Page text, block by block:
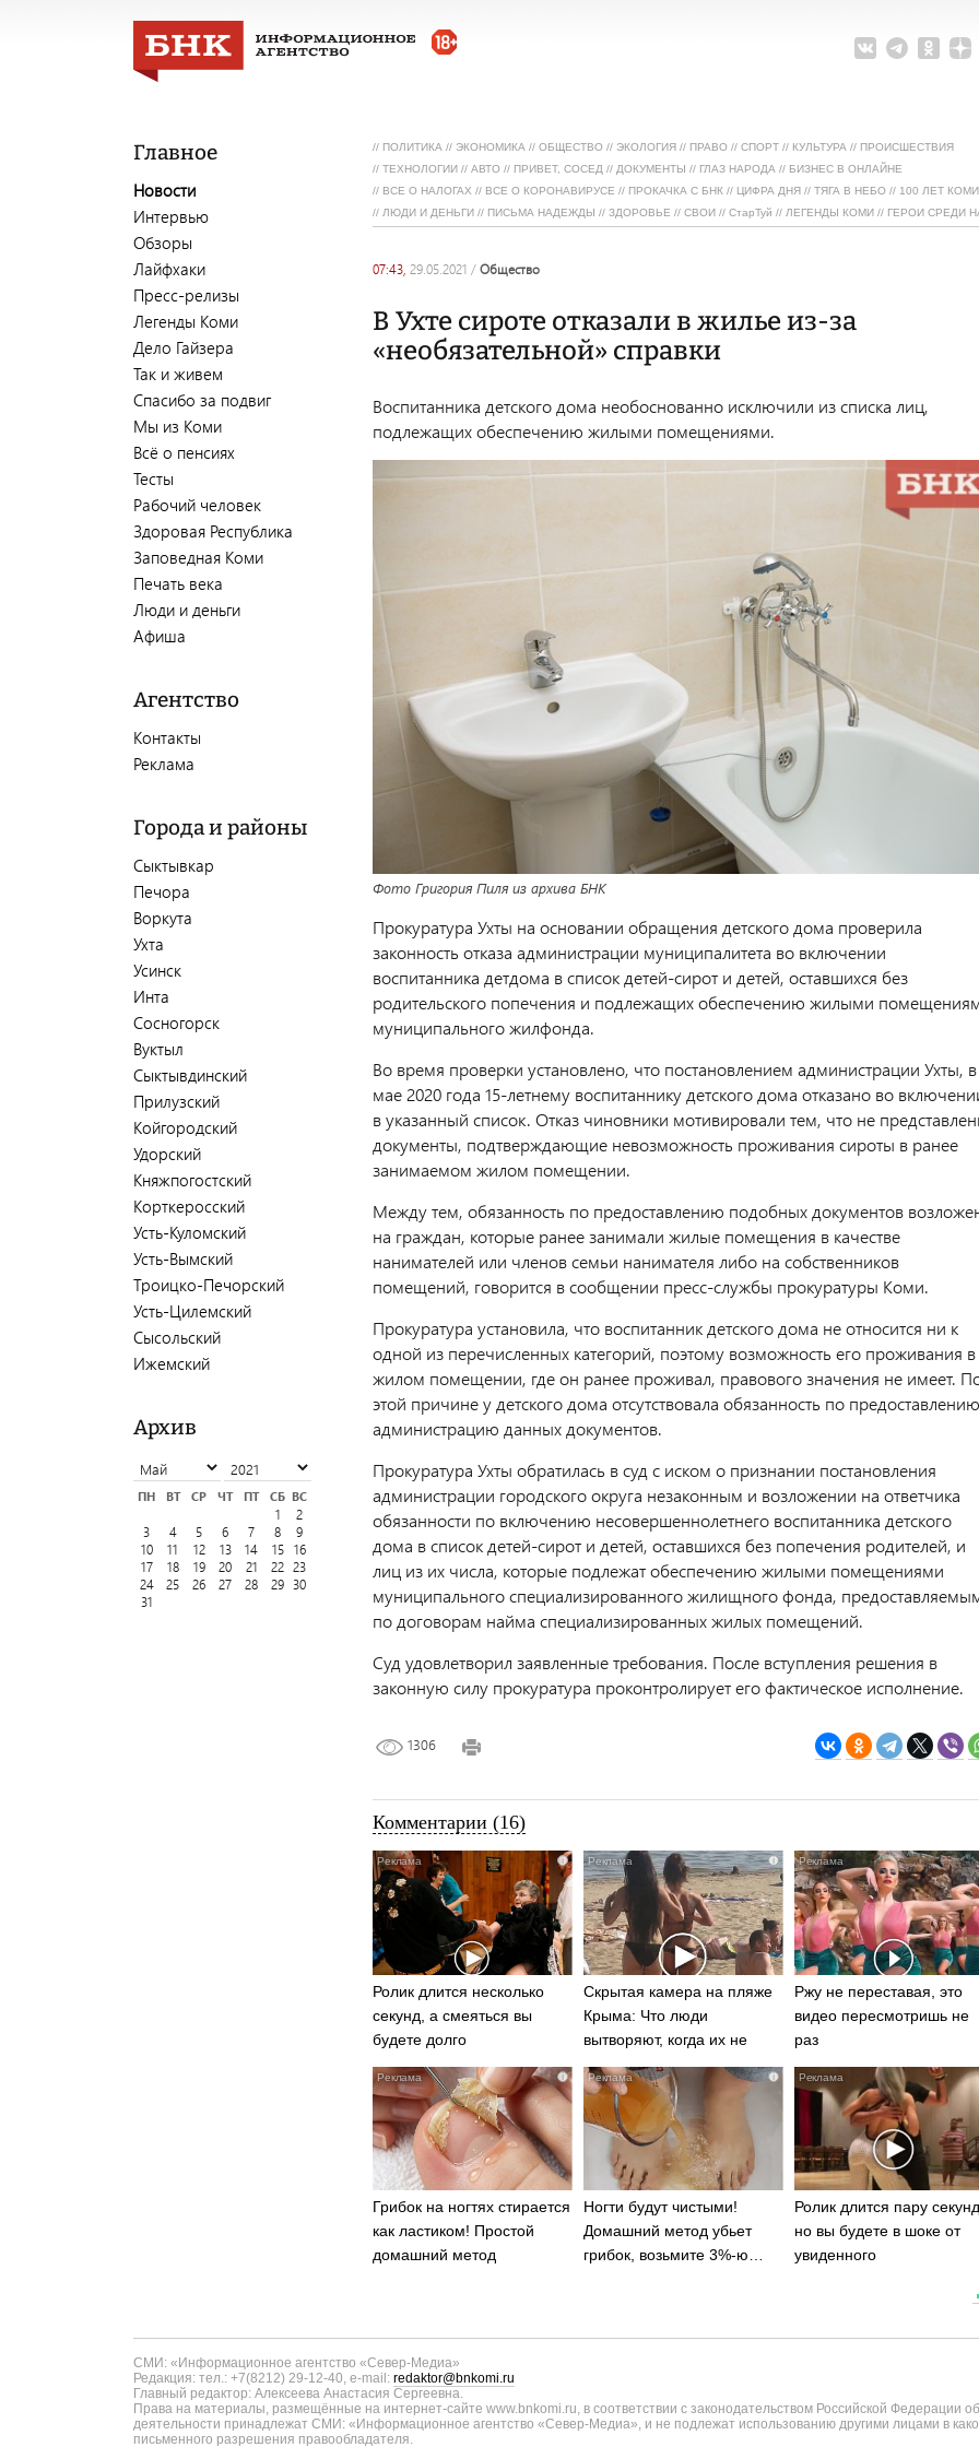
Главное
Новости
Интервью
Обзоры
Лайфхаки
Пресс-релизы
Легенды Коми
Дело Гайзера
Так и живем
Спасибо за подвиг
Мы из Коми
Всё о пенсиях
Тесты
Рабочий человек
Здоровая Республика
Заповедная Коми
Печать века
Люди и деньги
Афиша
Агентство
Контакты
Реклама
Города и районы
Сыктывкар
Печора
Воркута
Ухта
Усинск
Инта
Сосногорск
Вуктыл
Сыктывдинский
Прилузский
Койгородский
Удорский
Княжпогостский
Корткеросский
Усть-Куломский
Усть-Вымский
Троицко-Печорский
Усть-Цилемский
Сысольский
Ижемский
Архив
ПН ВТ СР ЧТ ПТ СБ ВС
1
2
3
4 5 6 7 8
9
10
11 12 13 14 15
16
17
18 19 20 21 22 23
24
25 26 27 28 29 30
31
// ПОЛИТИКА // ЭКОНОМИКА // ОБЩЕСТВО // ЭКОЛОГИЯ // ПРАВО // СПОРТ // КУЛЬТУРА // ПРОИСШЕСТВИЯ
// ТЕХНОЛОГИИ // АВТО // ПРИВЕТ, СОСЕД // ДОКУМЕНТЫ // ГЛАЗ НАРОДА // БИЗНЕС В ОНЛАЙНЕ
// ВСЕ О НАЛОГАХ // ВСЕ О КОРОНАВИРУСЕ // ПРОКАЧКА С БНК // ЦИФРА ДНЯ // ТЯГА В НЕБО // 100 ЛЕТ КОМИ
// ЛЮДИ И ДЕНЬГИ // ПИСЬМА НАДЕЖДЫ // ЗДОРОВЬЕ // СВОИ // СтарТуй // ЛЕГЕНДЫ КОМИ // ГЕРОИ СРЕДИ
07:43, 29.05.2021 / общество
В Ухте сироте отказали в жилье из-за
«необязательной» справки
Воспитанника детского дома необоснованно исключили из списка лиц,
подлежащих обеспечению жилыми помещениями.
Фото Григория Пиля из архива БНК
Прокуратура Ухты на основании обращения детского дома проверила
законность отказа администрации муниципалитета во включении
воспитанника детдома в список детей-сирот и детей, оставшихся без
родительского попечения и подлежащих обеспечению жилыми
муниципального жилфонда.
Во время проверки установлено, что постановлением администрации Ухты, в
мае 2020 года 15-летнему воспитаннику детского дома отказано во
в указанный список. Отказ чиновники мотивировали тем, что не
документы, подтверждающие невозможность проживания сироты в ранее
занимаемом жилом помещении.
Между тем, обязанность по предоставлению подобных документов
на граждан, которые ранее занимали жилые помещения в качестве
нанимателей или членов семьи нанимателя либо на собственников
помещений, говорится в сообщении пресс-службы прокуратуры Коми.
Прокуратура установила, что воспитанник детского дома не относится ни к
одной из перечисленных категорий, поэтому возможность его проживания в
жилом помещении, где он ранее проживал, правового значения не имеет.
этой причине у детского дома отсутствовала обязанность по
администрацию данных документов.
Прокуратура Ухты обратилась в суд с иском о признании постановления
администрации городского округа незаконным и возложении на ответчика
обязанности по включению несовершеннолетнего воспитанника детского
дома в список детей-сирот и детей, оставшихся без попечения родителей, и
лиц из их числа, которые подлежат обеспечению жилыми помещениями
муниципального специализированного жилищного фонда,
по договорам найма специализированных жилых помещений.
Суд удовлетворил заявленные требования. После вступления решения в
законную силу прокуратура проконтролирует его фактическое исполнение.
1306
Комментарии (16)
i
Ролик длится несколько
секунд, а смеяться вы
будете долго
i
Скрытая камера на пляже
Крыма: Что люди
вытворяют, когда их не
видят...
Ржу не переставая, это
видео пересмотришь не
раз
i
Грибок на ногтях стирается
как ластиком! Простой
домашний метод
i
Ногти будут чистыми!
Домашний метод убьет
грибок, возьмите 3%-ю…
Ролик длится пару
но вы будете в шоке от
увиденного
СМИ: «Информационное агентство «Север-Медиа»
Редакция: тел.: +7(8212) 29-12-40, e-mail: redaktor@bnkomi.ru
Главный редактор: Алексеева Анастасия Сергеевна.
Права на материалы, размещённые на интернет-сайте www.bnkomi.ru, в соответствии с законодательством Российской Федерации
деятельности принадлежат СМИ: «Информационное агентство «Север-Медиа», и не подлежат использованию другими лицами в
письменного разрешения правообладателя.